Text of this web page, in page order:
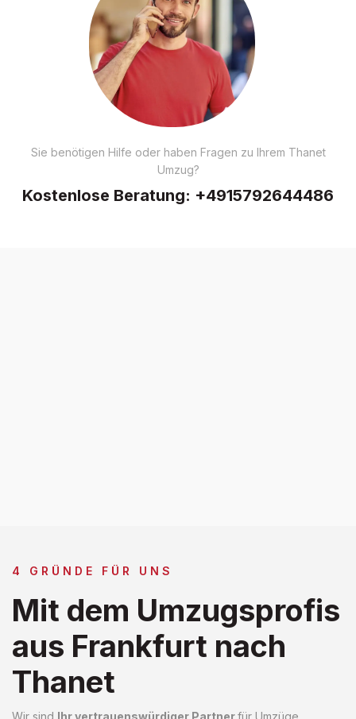
Sie benötigen Hilfe oder haben Fragen zu Ihrem Thanet
Umzug?
Kostenlose Beratung: +4915792644486
4 GRÜNDE FÜR UNS
Mit dem Umzugsprofis
aus Frankfurt nach
Thanet
Wir sind Ihr vertrauenswürdiger Partnerfür Umzüge